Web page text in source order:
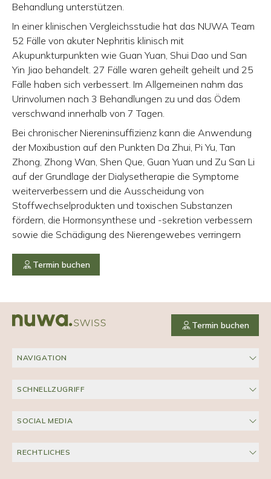
Behandlung unterstützen.
In einer klinischen Vergleichsstudie hat das NUWA Team
52 Fälle von akuter Nephritis klinisch mit
Akupunkturpunkten wie Guan Yuan, Shui Dao und San
Yin Jiao behandelt. 27 Fälle waren geheilt geheilt und 25
Fälle haben sich verbessert. Im Allgemeinen nahm das
Urinvolumen nach 3 Behandlungen zu und das Ödem
verschwand innerhalb von 7 Tagen.
Bei chronischer Niereninsuffizienz kann die Anwendung
der Moxibustion auf den Punkten Da Zhui, Pi Yu, Tan
Zhong, Zhong Wan, Shen Que, Guan Yuan und Zu San Li
auf der Grundlage der Dialysetherapie die Symptome
weiterverbessern und die Ausscheidung von
Stoffwechselprodukten und toxischen Substanzen
fördern, die Hormonsynthese und -sekretion verbessern
sowie die Schädigung des Nierengewebes verringern
Termin buchen
Termin buchen
NAVIGATION
SCHNELLZUGRIFF
SOCIAL MEDIA
RECHTLICHES